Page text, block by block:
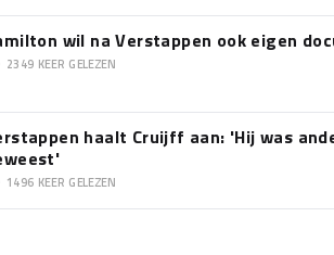
wil na Verstappen ook eigen
2349 KEER GELEZEN
haalt Cruijff aan: 'Hij was
1496 KEER GELEZEN